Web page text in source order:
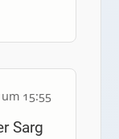
15:55
Sarg